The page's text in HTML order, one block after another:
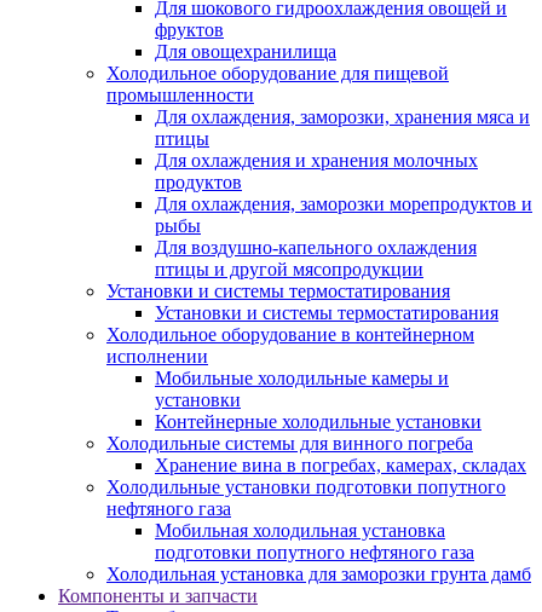
Для шокового гидроохлаждения овощей и
фруктов
Для овощехранилища
Холодильное оборудование для пищевой
промышленности
Для охлаждения, заморозки, хранения мяса и
птицы
Для охлаждения и хранения молочных
продуктов
Для охлаждения, заморозки морепродуктов и
рыбы
Для воздушно-капельного охлаждения
птицы и другой мясопродукции
Установки и системы термостатирования
Установки и системы термостатирования
Холодильное оборудование в контейнерном
исполнении
Мобильные холодильные камеры и
установки
Контейнерные холодильные установки
Холодильные системы для винного погреба
Хранение вина в погребах, камерах, складах
Холодильные установки подготовки попутного
нефтяного газа
Мобильная холодильная установка
подготовки попутного нефтяного газа
Холодильная установка для заморозки грунта дамб
Компоненты и запчасти